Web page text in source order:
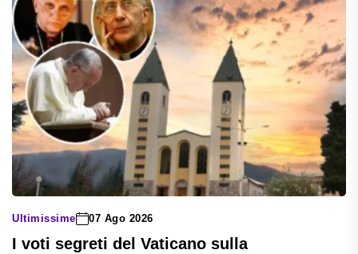
Ultimissime 07 Ago 2026
I voti segreti del Vaticano sulla